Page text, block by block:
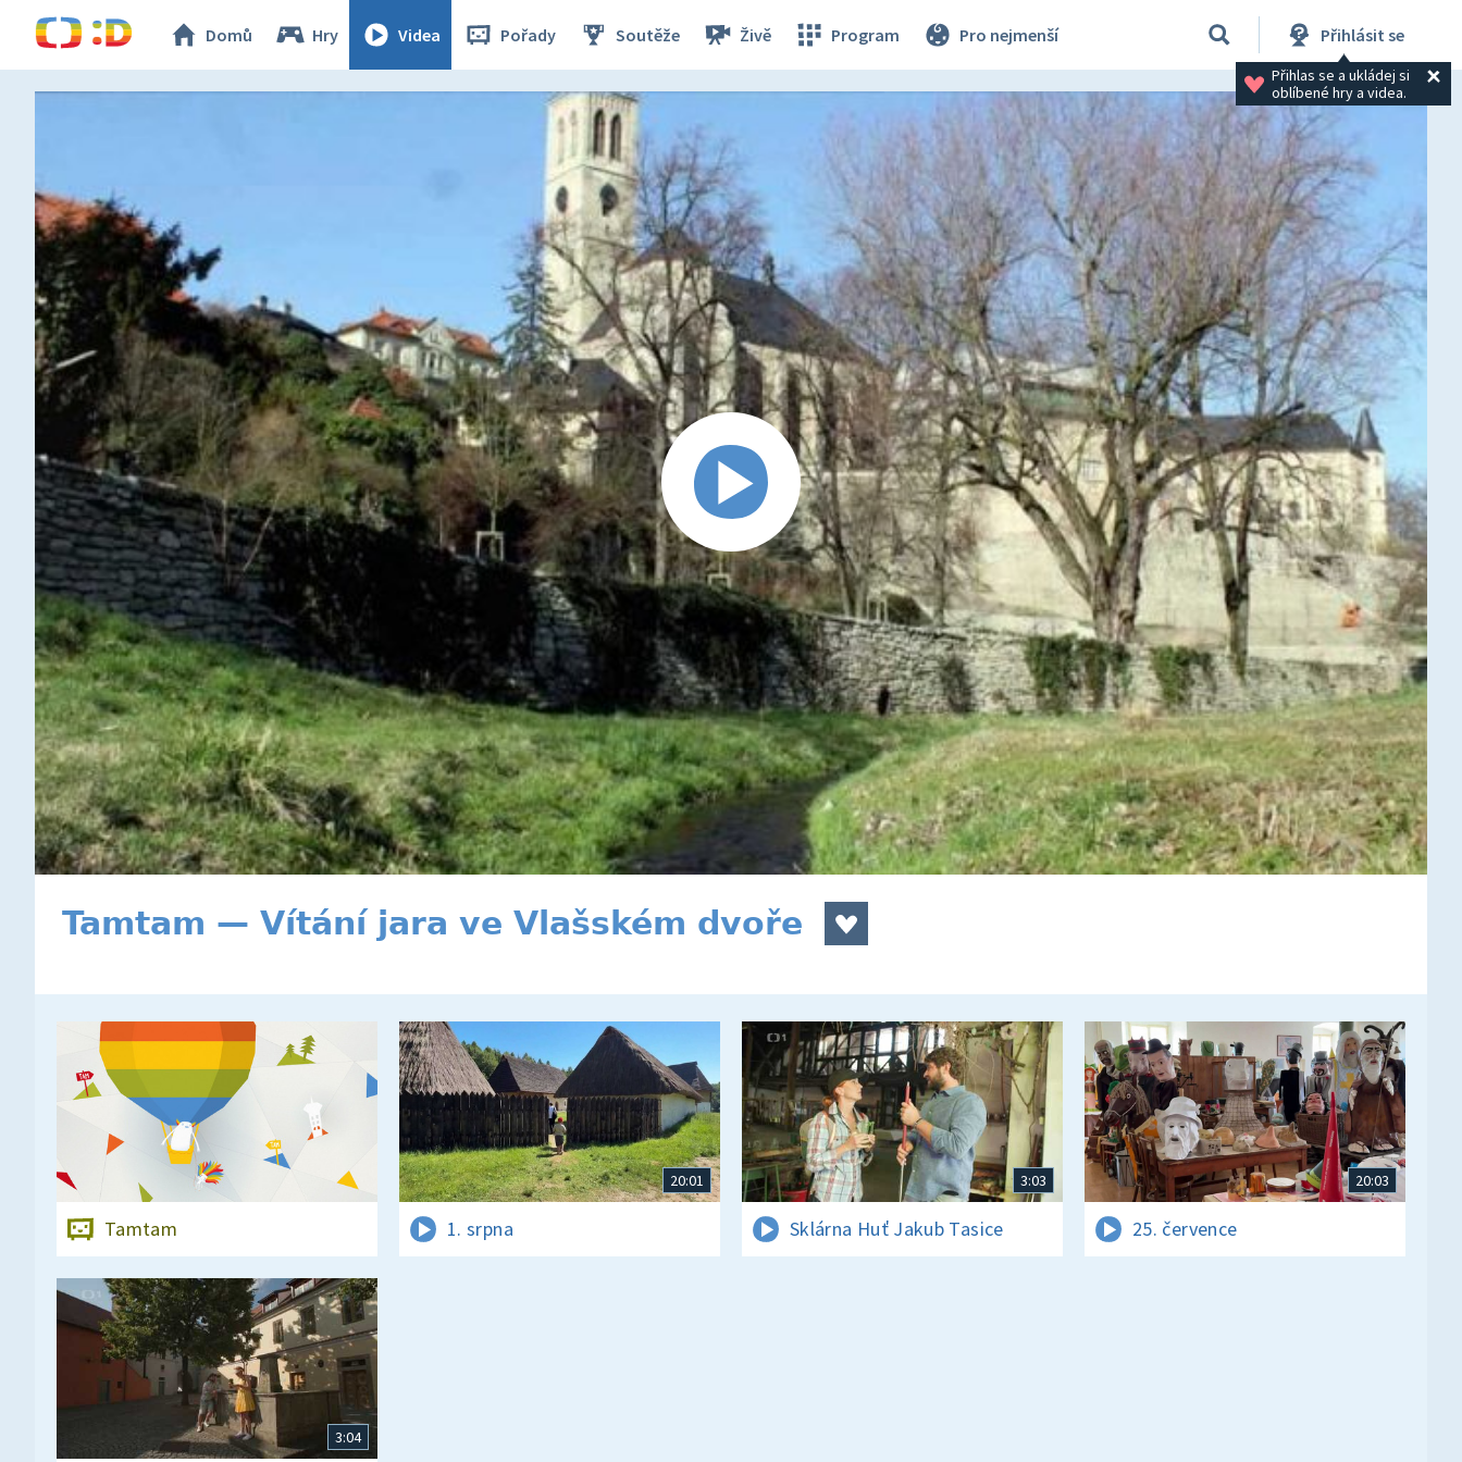
Domů Hry Videa Pořady Soutěže Živě Program Pro nejmenší Přihlásit se
Přihlas se a ukládej si
oblíbené hry a videa.
Tamtam — Vítání jara ve Vlašském dvoře
Tamtam
20:01
1. srpna
3:03
Sklárna Huť Jakub Tasice
20:03
25. července
3:04